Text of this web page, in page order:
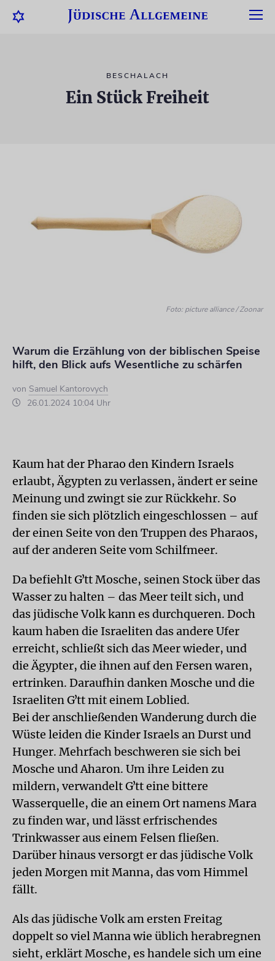
BESCHALACH
Ein Stück Freiheit
Foto: picture alliance / Zoonar
Warum die Erzählung von der biblischen Speise
hilft, den Blick aufs Wesentliche zu schärfen
von Samuel Kantorovych
26.01.2024 10:04 Uhr
Kaum hat der Pharao den Kindern Israels
erlaubt, Ägypten zu verlassen, ändert er seine
Meinung und zwingt sie zur Rückkehr. So
finden sie sich plötzlich eingeschlossen – auf
der einen Seite von den Truppen des Pharaos,
auf der anderen Seite vom Schilfmeer.
Da befiehlt Gʼtt Mosche, seinen Stock über das
Wasser zu halten – das Meer teilt sich, und
das jüdische Volk kann es durchqueren. Doch
kaum haben die Israeliten das andere Ufer
erreicht, schließt sich das Meer wieder, und
die Ägypter, die ihnen auf den Fersen waren,
ertrinken. Daraufhin danken Mosche und die
Israeliten Gʼtt mit einem Loblied.
Bei der anschließenden Wanderung durch die
Wüste leiden die Kinder Israels an Durst und
Hunger. Mehrfach beschweren sie sich bei
Mosche und Aharon. Um ihre Leiden zu
mildern, verwandelt Gʼtt eine bittere
Wasserquelle, die an einem Ort namens Mara
zu finden war, und lässt erfrischendes
Trinkwasser aus einem Felsen fließen.
Darüber hinaus versorgt er das jüdische Volk
jeden Morgen mit Manna, das vom Himmel
fällt.
Als das jüdische Volk am ersten Freitag
doppelt so viel Manna wie üblich herabregnen
sieht, erklärt Mosche, es handele sich um eine